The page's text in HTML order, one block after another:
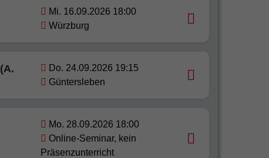
Mi. 16.09.2026 18:00
Würzburg
Do. 24.09.2026 19:15
Güntersleben
Mo. 28.09.2026 18:00
Online-Seminar, kein
Präsenzunterricht